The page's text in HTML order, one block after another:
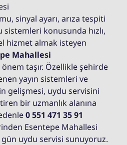
sinyal ayarı, arıza tespiti
konusunda hızlı,
hizmet almak isteyen
Mahallesi
taşır. Özellikle şehirde
yayın sistemleri ve
gelişmesi, uydu servisini
bir uzmanlık alanına
0 551 471 35 91
Esentepe Mahallesi
gün uydu servisi sunuyoruz.